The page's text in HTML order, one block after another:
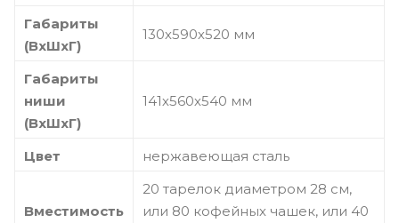
Габариты
(ВхШхГ)
130х590х520 мм
Габариты
ниши
(ВхШхГ)
141х560х540 мм
Цвет нержавеющая сталь
Вместимость
20 тарелок диаметром 28 см,
или 80 кофейных чашек, или 40